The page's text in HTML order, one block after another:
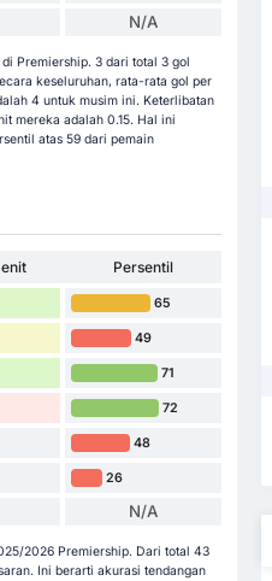
N/A
Premiership. 3 dari total 3 gol
keseluruhan, rata-rata gol per
4 untuk musim ini. Keterlibatan
mereka adalah 0.15. Hal ini
atas 59 dari pemain
Persentil
65
49
71
72
48
26
N/A
2026 Premiership. Dari total 43
Ini berarti akurasi tendangan